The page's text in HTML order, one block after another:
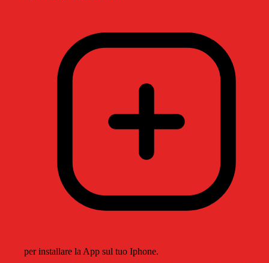
per installare la App sul tuo Iphone.